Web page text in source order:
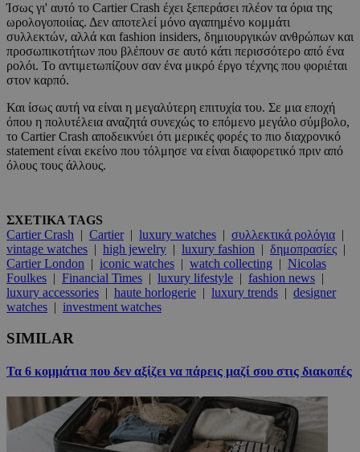
Ίσως γι' αυτό το Cartier Crash έχει ξεπεράσει πλέον τα όρια της
ωρολογοποιίας. Δεν αποτελεί μόνο αγαπημένο κομμάτι
συλλεκτών, αλλά και fashion insiders, δημιουργικών ανθρώπων και
προσωπικοτήτων που βλέπουν σε αυτό κάτι περισσότερο από ένα
ρολόι. Το αντιμετωπίζουν σαν ένα μικρό έργο τέχνης που φοριέται
στον καρπό.
Και ίσως αυτή να είναι η μεγαλύτερη επιτυχία του. Σε μια εποχή
όπου η πολυτέλεια αναζητά συνεχώς το επόμενο μεγάλο σύμβολο,
το Cartier Crash αποδεικνύει ότι μερικές φορές το πιο διαχρονικό
statement είναι εκείνο που τόλμησε να είναι διαφορετικό πριν από
όλους τους άλλους.
ΣΧΕΤΙΚΑ TAGS
Cartier Crash | Cartier| luxury watches | συλλεκτικά ρολόγια |
vintage watches | high jewelry | luxury fashion | δημοπρασίες |
Cartier London | iconic watches | watch collecting | Nicolas
Foulkes | Financial Times | luxury lifestyle | fashion news |
luxury accessories | haute horlogerie | luxury trends | designer
watches | investment watches
SIMILAR
Τα 6 κομμάτια που δεν αξίζει να πάρεις μαζί σου στις διακοπές